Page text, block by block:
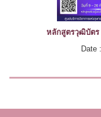
หลักสูตรวุฒิบัตร
Date